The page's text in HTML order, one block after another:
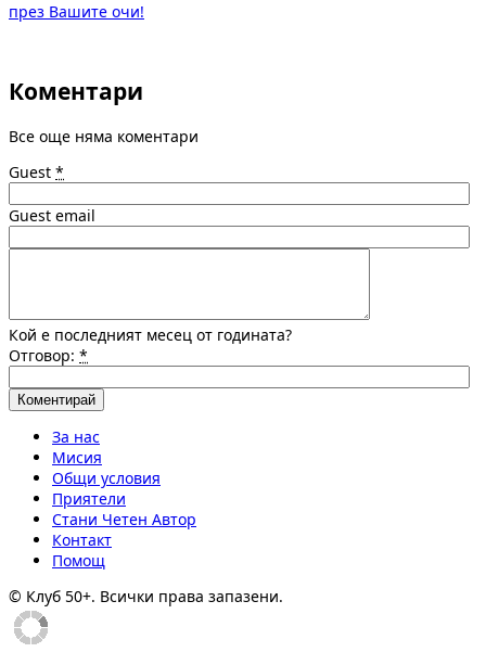
през Вашите очи!
Коментари
Все още няма коментари
Guest *
Guest email
Кой е последният месец от годината?
Отговор: *
За нас
Мисия
Общи условия
Приятели
Стани Четен Автор
Контакт
Помощ
© Клуб 50+. Всички права запазени.